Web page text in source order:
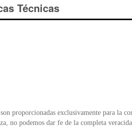
Técnicas
proporcionadas exclusivamente para la
no podemos dar fe de la completa